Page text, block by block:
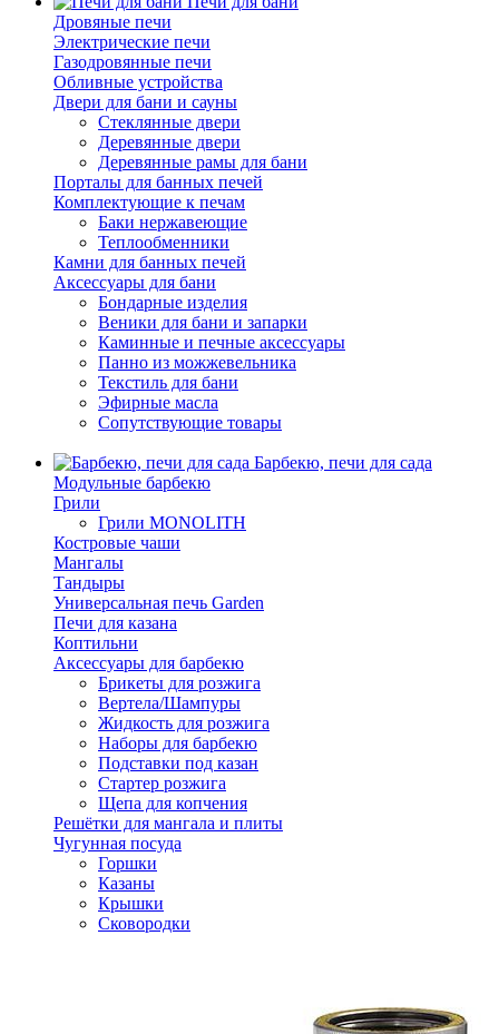
Дровяные печи
Электрические печи
Газодровянные печи
Обливные устройства
Двери для бани и сауны
Стеклянные двери
Деревянные двери
Деревянные рамы для бани
Порталы для банных печей
Комплектующие к печам
Баки нержавеющие
Теплообменники
Камни для банных печей
Аксессуары для бани
Бондарные изделия
Веники для бани и запарки
Каминные и печные аксессуары
Панно из можжевельника
Текстиль для бани
Эфирные масла
Сопутствующие товары
Барбекю, печи для сада
Модульные барбекю
Грили
Грили MONOLITH
Костровые чаши
Мангалы
Тандыры
Универсальная печь Garden
Печи для казана
Коптильни
Аксессуары для барбекю
Брикеты для розжига
Вертела/Шампуры
Жидкость для розжига
Наборы для барбекю
Подставки под казан
Стартер розжига
Щепа для копчения
Решётки для мангала и плиты
Чугунная посуда
Горшки
Казаны
Крышки
Сковородки